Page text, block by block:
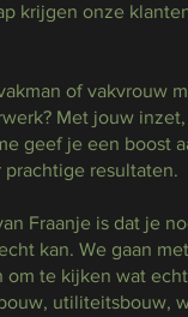
krijgen onze
of vakvrouw
Met jouw
geef je een boost
prachtige resultaten.
Fraanje is dat je
kan. We gaan
om te kijken wat
utiliteitsbouw,